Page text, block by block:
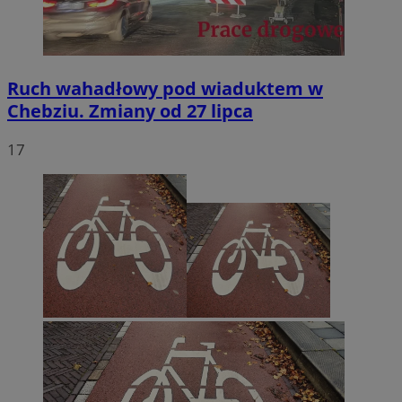
Ruch wahadłowy pod wiaduktem w
Chebziu. Zmiany od 27 lipca
17